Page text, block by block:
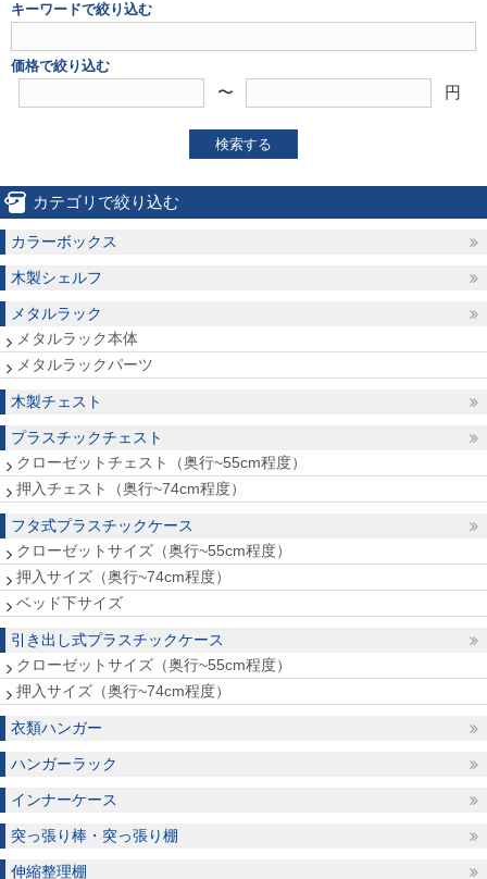
キーワードで絞り込む
価格で絞り込む
〜 円
検索する
カテゴリで絞り込む
カラーボックス
木製シェルフ
メタルラック
メタルラック本体
メタルラックパーツ
木製チェスト
プラスチックチェスト
クローゼットチェスト（奥行~55cm程度）
押入チェスト（奥行~74cm程度）
フタ式プラスチックケース
クローゼットサイズ（奥行~55cm程度）
押入サイズ（奥行~74cm程度）
ベッド下サイズ
引き出し式プラスチックケース
クローゼットサイズ（奥行~55cm程度）
押入サイズ（奥行~74cm程度）
衣類ハンガー
ハンガーラック
インナーケース
突っ張り棒・突っ張り棚
伸縮整理棚